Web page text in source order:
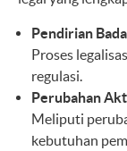
Pendirian
Proses
regulasi.
Perubahan
Meliputi
kebutuhan